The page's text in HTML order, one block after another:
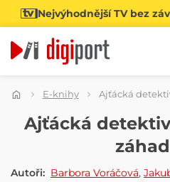
Nejvýhodnější TV bez
Kategorie
E-knihy Ajťácká
E-KNIHA
Ajťácká
Autoři: Barbora Voráčová,